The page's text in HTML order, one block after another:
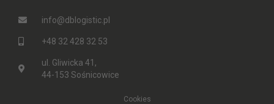
info@dblogistic.pl
+48 32 428 32 53
ul. Gliwicka 41,
44-153 Sośnicowice
Cookies